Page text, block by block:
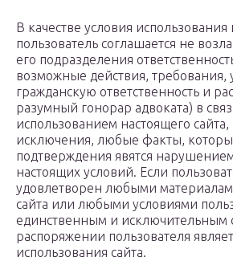
В качестве условия использования
пользователь соглашается не
его подразделения
возможные действия, требования,
гражданскую ответственность и
разумный гонорар адвоката) в
использованием настоящего
исключения, любые факты,
подтверждения явятся
настоящих условий. Если
удовлетворен любыми
сайта или любыми условиями
единственным и исключительным
распоряжении пользователя
использования сайта.